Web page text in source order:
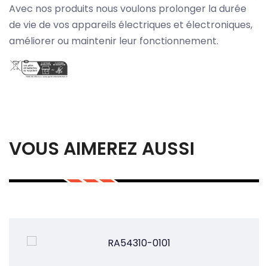
Avec nos produits nous voulons prolonger la durée
de vie de vos appareils électriques et électroniques,
améliorer ou maintenir leur fonctionnement.
VOUS AIMEREZ AUSSI